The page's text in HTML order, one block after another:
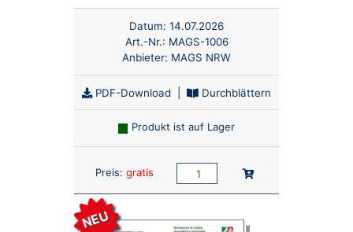
Datum: 14.07.2026
Art.-Nr.: MAGS-1006
Anbieter: MAGS NRW
PDF-Download Durchblättern
Produkt ist auf Lager
Preis: gratis Anzahl: In den Warenkorb
NEU